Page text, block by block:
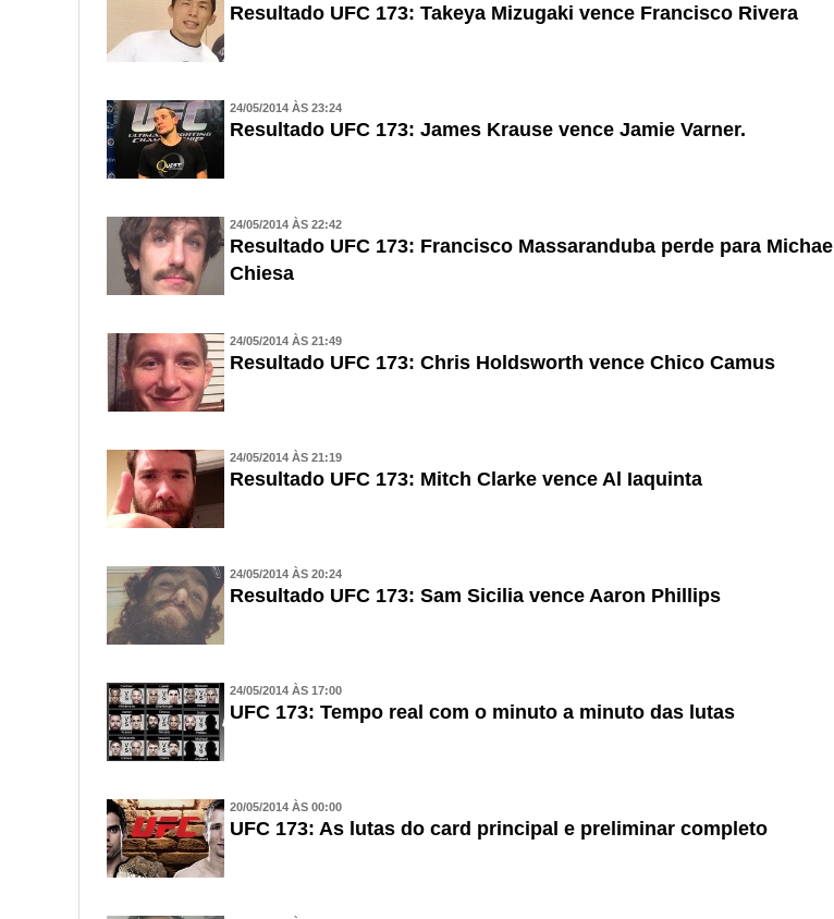
Resultado UFC 173: Takeya Mizugaki vence Francisco Rivera
24/05/2014 ÀS 23:24
Resultado UFC 173: James Krause vence Jamie Varner.
24/05/2014 ÀS 22:42
Resultado UFC 173: Francisco Massaranduba perde para Michael
Chiesa
24/05/2014 ÀS 21:49
Resultado UFC 173: Chris Holdsworth vence Chico Camus
24/05/2014 ÀS 21:19
Resultado UFC 173: Mitch Clarke vence Al Iaquinta
24/05/2014 ÀS 20:24
Resultado UFC 173: Sam Sicilia vence Aaron Phillips
24/05/2014 ÀS 17:00
UFC 173: Tempo real com o minuto a minuto das lutas
20/05/2014 ÀS 00:00
UFC 173: As lutas do card principal e preliminar completo